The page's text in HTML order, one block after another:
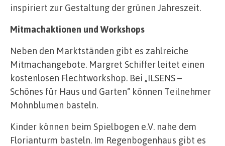
inspiriert zur Gestaltung der grünen Jahreszeit.
Mitmachaktionen und Workshops
Neben den Marktständen gibt es zahlreiche
Mitmachangebote. Margret Schiffer leitet einen
kostenlosen Flechtworkshop. Bei „ILSENS –
Schönes für Haus und Garten“ können Teilnehmer
Mohnblumen basteln.
Kinder können beim Spielbogen e.V. nahe dem
Florianturm basteln. Im Regenbogenhaus gibt es